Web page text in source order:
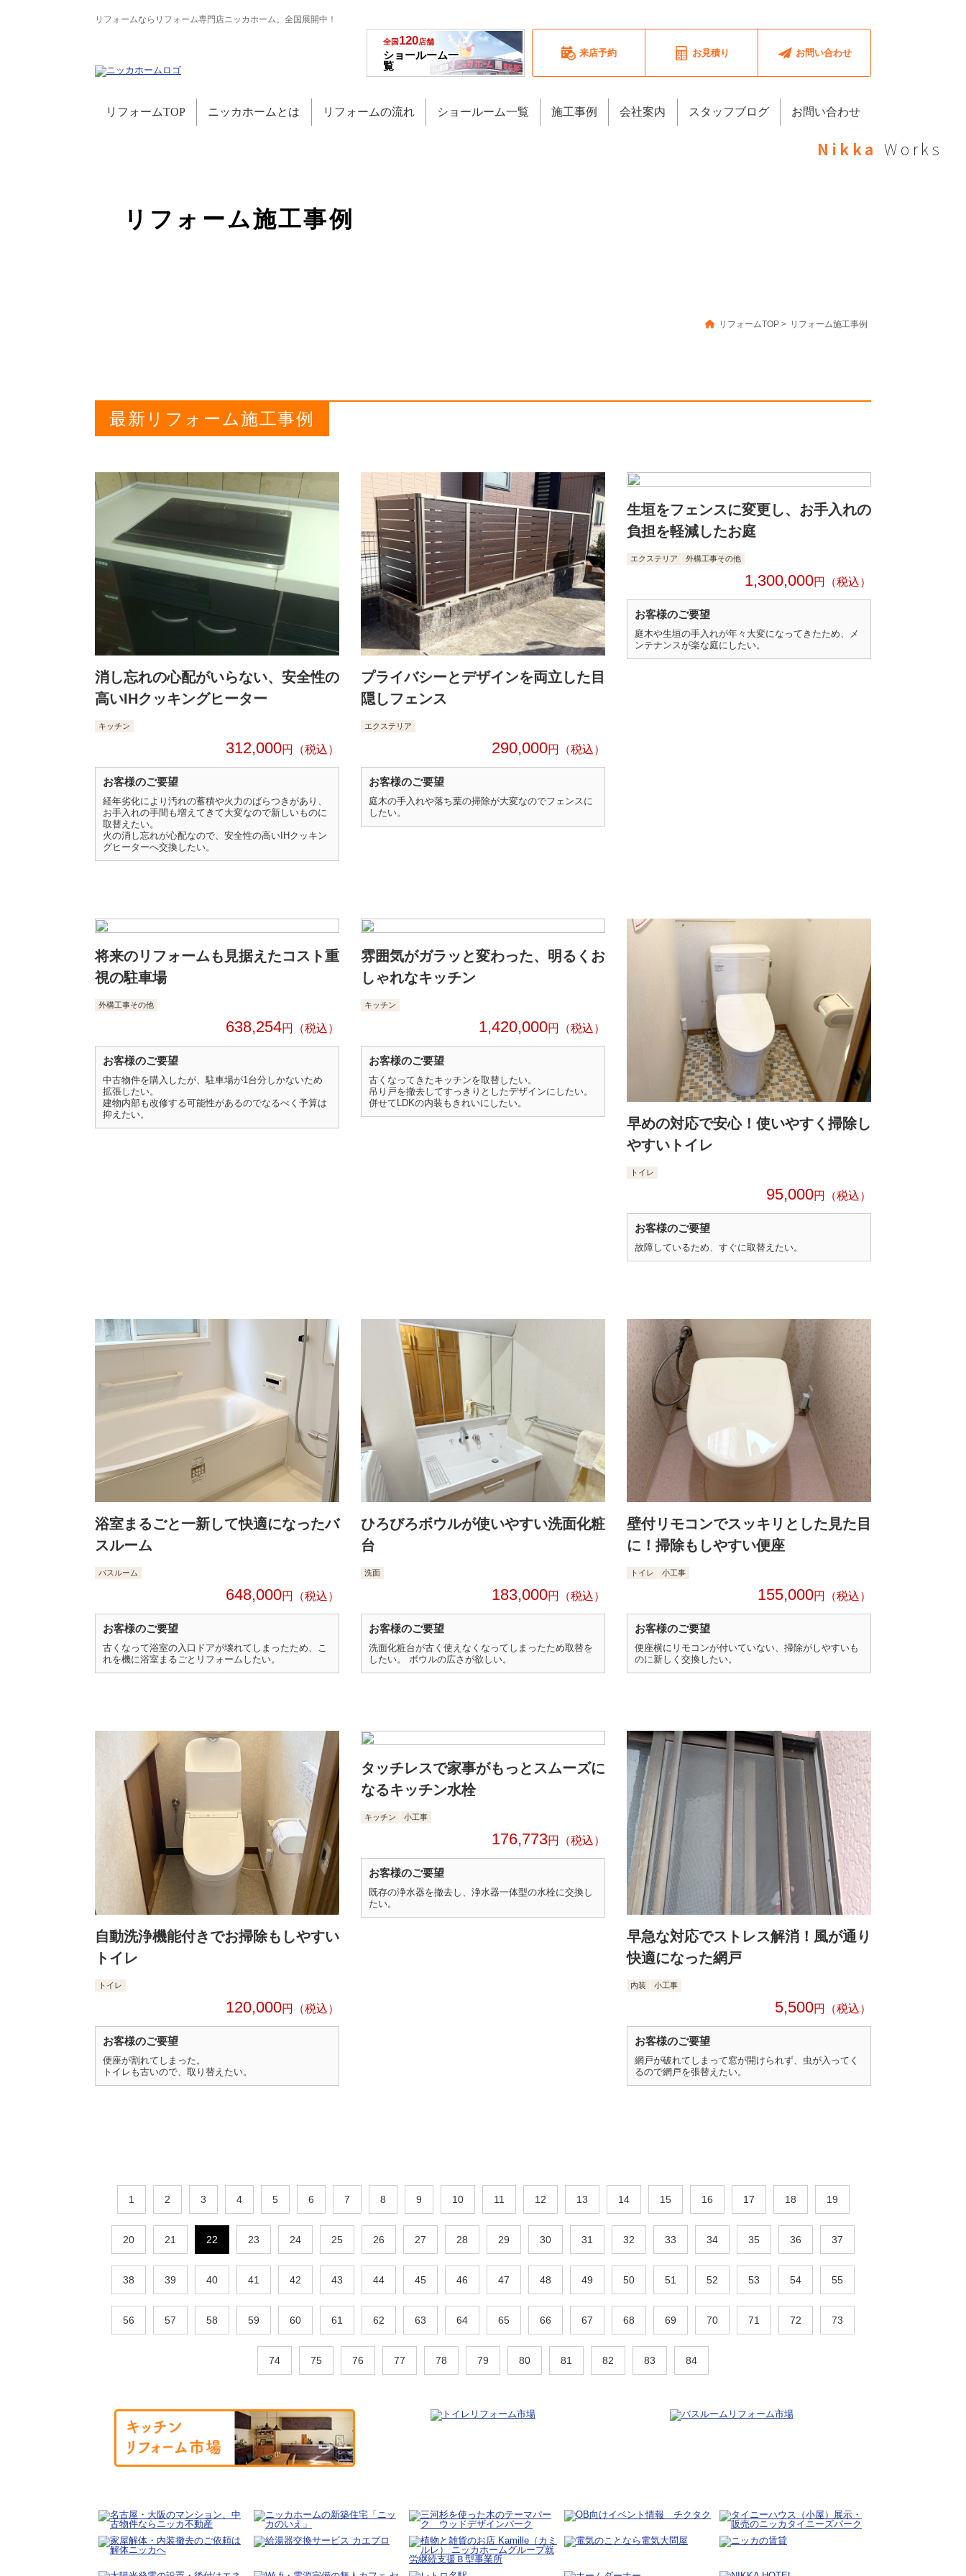
リフォームならリフォーム専門店ニッカホーム。全国展開中！
全国120店舗
ショールーム一
覧
来店予約 お見積り お問い合わせ
リフォームTOP ニッカホームとは リフォームの流れ ショールーム一覧 施工事例 会社案内 スタッフブログ お問い合わせ
Nikka Works
リフォーム施工事例
リフォームTOP > リフォーム施工事例
最新リフォーム施工事例
消し忘れの心配がいらない、安全性の
高いIHクッキングヒーター
キッチン
312,000円
お客様のご要望
経年劣化により汚れの蓄積や火力のばらつきがあり、
お手入れの手間も増えてきて大変なので新しいものに
取替えたい。
火の消し忘れが心配なので、安全性の高いIHクッキン
グヒーターへ交換したい。
プライバシーとデザインを両立した目
隠しフェンス
エクステリア
290,000円
お客様のご要望
庭木の手入れや落ち葉の掃除が大変なのでフェンスに
したい。
生垣をフェンスに変更し、お手入れの
負担を軽減したお庭
エクステリア 外構工事その他
1,300,000円
お客様のご要望
庭木や生垣の手入れが年々大変になってきたため、メ
ンテナンスが楽な庭にしたい。
将来のリフォームも見据えたコスト重
視の駐車場
外構工事その他
638,254円
お客様のご要望
中古物件を購入したが、駐車場が1台分しかないため
拡張したい。
建物内部も改修する可能性があるのでなるべく予算は
抑えたい。
雰囲気がガラッと変わった、明るくお
しゃれなキッチン
キッチン
1,420,000円
お客様のご要望
古くなってきたキッチンを取替したい。
吊り戸を撤去してすっきりとしたデザインにしたい。
併せてLDKの内装もきれいにしたい。
早めの対応で安心！使いやすく掃除し
やすいトイレ
トイレ
95,000円
お客様のご要望
故障しているため、すぐに取替えたい。
浴室まるごと一新して快適になったバ
スルーム
バスルーム
648,000円
お客様のご要望
古くなって浴室の入口ドアが壊れてしまったため、こ
れを機に浴室まるごとリフォームしたい。
ひろびろボウルが使いやすい洗面化粧
台
洗面
183,000円
お客様のご要望
洗面化粧台が古く使えなくなってしまったため取替を
したい。 ボウルの広さが欲しい。
壁付リモコンでスッキリとした見た目
に！掃除もしやすい便座
トイレ 小工事
155,000円
お客様のご要望
便座横にリモコンが付いていない、掃除がしやすいも
のに新しく交換したい。
自動洗浄機能付きでお掃除もしやすい
トイレ
トイレ
120,000円
お客様のご要望
便座が割れてしまった。
トイレも古いので、取り替えたい。
タッチレスで家事がもっとスムーズに
なるキッチン水栓
キッチン 小工事
176,773円
お客様のご要望
既存の浄水器を撤去し、浄水器一体型の水栓に交換し
たい。
早急な対応でストレス解消！風が通り
快適になった網戸
内装 小工事
5,500円
お客様のご要望
網戸が破れてしまって窓が開けられず、虫が入ってく
るので網戸を張替えたい。
1 2 3 4 5 6 7 8 9 10 11 12 13 14 15 16 17 18 19
20 21 22 23 24 25 26 27 28 29 30 31 32 33 34 35 36 37
38 39 40 41 42 43 44 45 46 47 48 49 50 51 52 53 54 55
56 57 58 59 60 61 62 63 64 65 66 67 68 69 70 71 72 73
74 75 76 77 78 79 80 81 82 83 84